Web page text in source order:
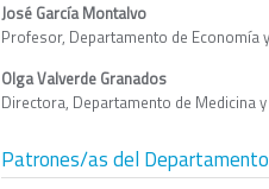
José García Montalvo
Profesor, Departamento de Economía
Olga Valverde Granados
Directora, Departamento de Medicina
Patrones/as del